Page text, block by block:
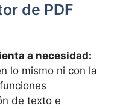
de PDF
a necesidad:
lo mismo ni con la
de texto e